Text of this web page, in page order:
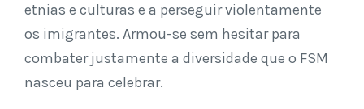
etnias e culturas e a perseguir violentamente
os imigrantes. Armou-se sem hesitar para
combater justamente a diversidade que o FSM
nasceu para celebrar.